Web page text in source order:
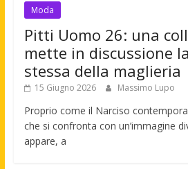
Moda
Pitti Uomo 26: una
mette in discussione
stessa della maglieria
15 Giugno 2026 Massimo Lupo
Proprio come il Narciso
che si confronta con un’immagine
appare, a